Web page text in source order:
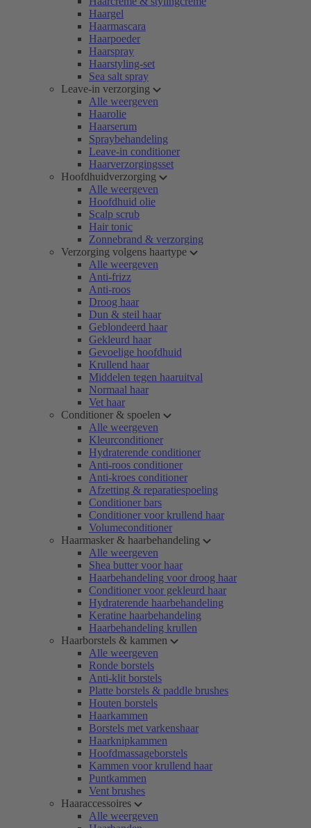
Haargel
Haarmascara
Haarpoeder
Haarspray
Haarstyling-set
Sea salt spray
Leave-in verzorging
Alle weergeven
Haarolie
Haarserum
Spraybehandeling
Leave-in conditioner
Haarverzorgingsset
Hoofdhuidverzorging
Alle weergeven
Hoofdhuid olie
Scalp scrub
Hair tonic
Zonnebrand & verzorging
Verzorging volgens haartype
Alle weergeven
Anti-frizz
Anti-roos
Droog haar
Dun & steil haar
Geblondeerd haar
Gekleurd haar
Gevoelige hoofdhuid
Krullend haar
Middelen tegen haaruitval
Normaal haar
Vet haar
Conditioner & spoelen
Alle weergeven
Kleurconditioner
Hydraterende conditioner
Anti-roos conditioner
Anti-kroes conditioner
Afzetting & reparatiespoeling
Conditioner bars
Conditioner voor krullend haar
Volumeconditioner
Haarmasker & haarbehandeling
Alle weergeven
Shea butter voor haar
Haarbehandeling voor droog haar
Conditioner voor gekleurd haar
Hydraterende haarbehandeling
Keratine haarbehandeling
Haarbehandeling krullen
Haarborstels & kammen
Alle weergeven
Ronde borstels
Anti-klit borstels
Platte borstels & paddle brushes
Houten borstels
Haarkammen
Borstels met varkenshaar
Haarknipkammen
Hoofdmassageborstels
Kammen voor krullend haar
Puntkammen
Vent brushes
Haaraccessoires
Alle weergeven